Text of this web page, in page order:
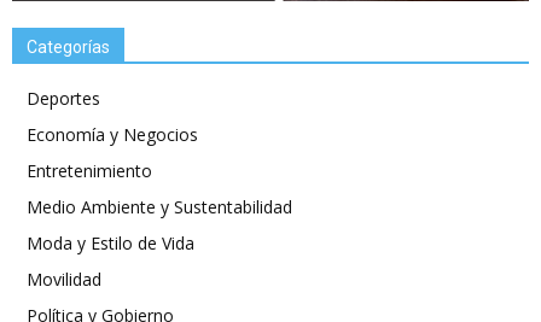
Categorías
Deportes
Economía y Negocios
Entretenimiento
Medio Ambiente y Sustentabilidad
Moda y Estilo de Vida
Movilidad
Política y Gobierno